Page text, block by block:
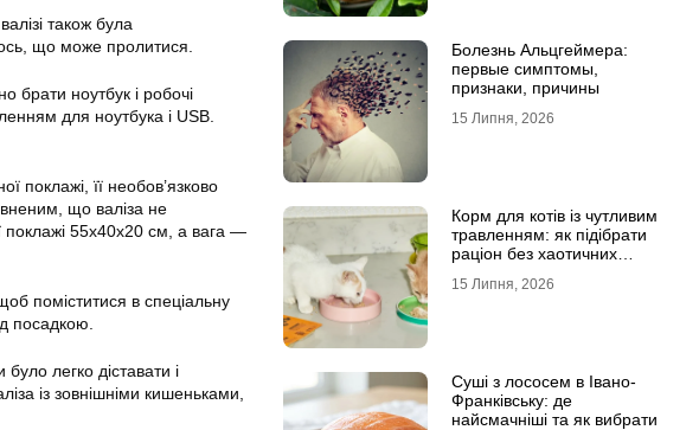
також була
що може пролитися.
брати ноутбук і робочі
для ноутбука і USB.
поклажі, її необов’язково
що валіза не
поклажі 55х40х20 см, а вага —
поміститися в спеціальну
посадкою.
легко діставати і
із зовнішніми кишеньками,
Болезнь Альцгеймера:
первые симптомы,
признаки, причины
15 Липня, 2026
Корм для котів із чутливим
травленням: як підібрати
раціон без хаотичних
15 Липня, 2026
Суші з лососем в Івано-
Франківську: де
найсмачніші та як вибрати